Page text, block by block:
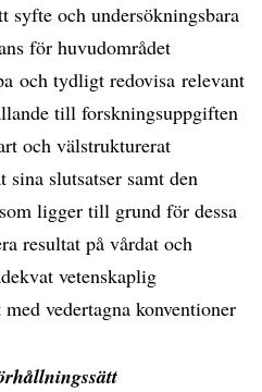
syfte och undersökningsbara
för huvudområdet
och tydligt redovisa relevant
till forskningsuppgiften
och välstrukturerat
slutsatser samt den
ligger till grund för dessa
resultat på vårdat och
vetenskaplig
vedertagna konventioner